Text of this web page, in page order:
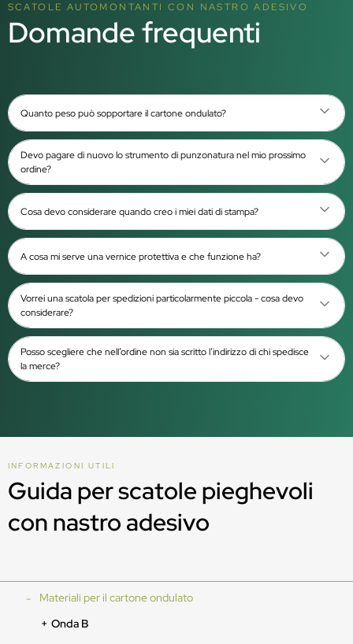
SCATOLE AUTOMONTANTI CON NASTRO ADESIVO
Domande frequenti
Quanto peso può sopportare il cartone ondulato?
Devo pagare di nuovo lo strumento di punzonatura nel mio prossimo
ordine?
Cosa devo considerare quando creo i miei dati di stampa?
A cosa mi serve una vernice protettiva e che funzione ha?
Vorrei una scatola per spedizioni particolarmente piccola - cosa devo
considerare?
Posso scegliere che nell’ordine non sia scritto l’indirizzo di chi spedisce
la merce?
INFORMAZIONI UTILI
Guida per scatole pieghevoli
con nastro adesivo
Materiali per il cartone ondulato
Onda B